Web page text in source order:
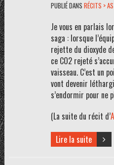
PUBLIÉ DANS RÉCITS >
Je vous en parlais
saga : lorsque
rejette du dioxyde
ce CO2 rejeté
vaisseau. C’est un
vont devenir
s’endormir pour ne
(La suite du récit d’
Lire la suite